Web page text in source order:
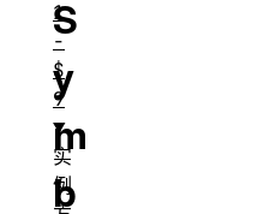
S
y
m
b
1
-
$
9
实
例